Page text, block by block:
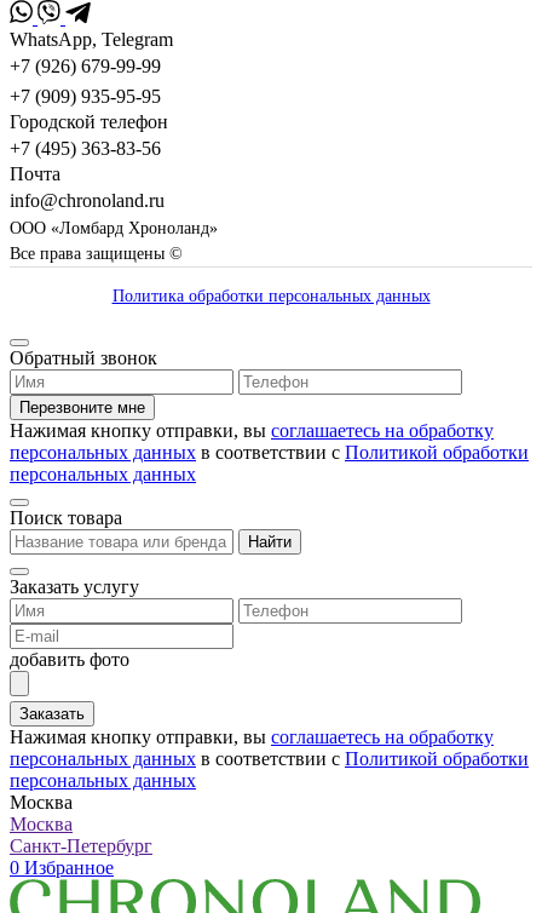
WhatsApp, Telegram
+7 (926) 679-99-99
+7 (909) 935-95-95
Городской телефон
+7 (495) 363-83-56
Почта
info@chronoland.ru
ООО «Ломбард Хроноланд»
Все права защищены ©
Политика обработки персональных данных
Обратный звонок
Перезвоните мне
Нажимая кнопку отправки, вы соглашаетесь на обработку
персональных данных в соответствии с Политикой обработки
персональных данных
Поиск товара
Найти
Заказать услугу
добавить фото
Заказать
Нажимая кнопку отправки, вы соглашаетесь на обработку
персональных данных в соответствии с Политикой обработки
персональных данных
Москва
Москва
Санкт-Петербург
0 Избранное